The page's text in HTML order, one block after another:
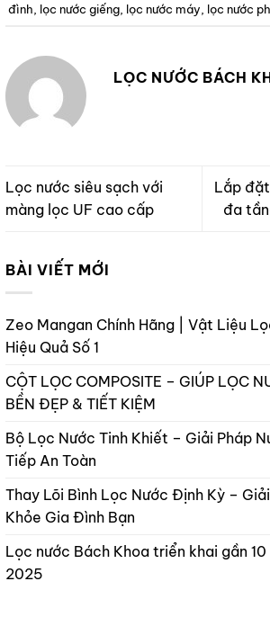
đình, lọc nước giếng, lọc nước máy, lọc nước
LỌC NƯỚC BÁCH
Lọc nước siêu sạch với
màng lọc UF cao cấp
Lắp
đa
BÀI VIẾT MỚI
Zeo Mangan Chính Hãng | Vật Liệu
Hiệu Quả Số 1
CỘT LỌC COMPOSITE – GIÚP LỌC
BỀN ĐẸP & TIẾT KIỆM
Bộ Lọc Nước Tinh Khiết – Giải Pháp
Tiếp An Toàn
Thay Lõi Bình Lọc Nước Định Kỳ –
Khỏe Gia Đình Bạn
Lọc nước Bách Khoa triển khai gần
2025